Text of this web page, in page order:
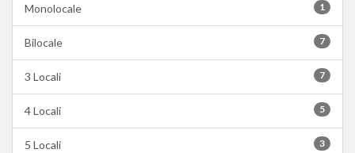
1
Monolocale
7
Bilocale
7
3 Locali
5
4 Locali
3
5 Locali